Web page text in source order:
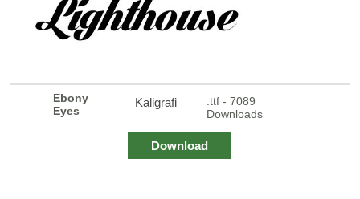
Ebony
Eyes
Kaligrafi
.ttf - 7089
Downloads
Download